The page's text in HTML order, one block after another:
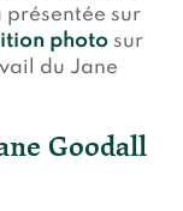
présentée sur
photo sur
du Jane
Goodall